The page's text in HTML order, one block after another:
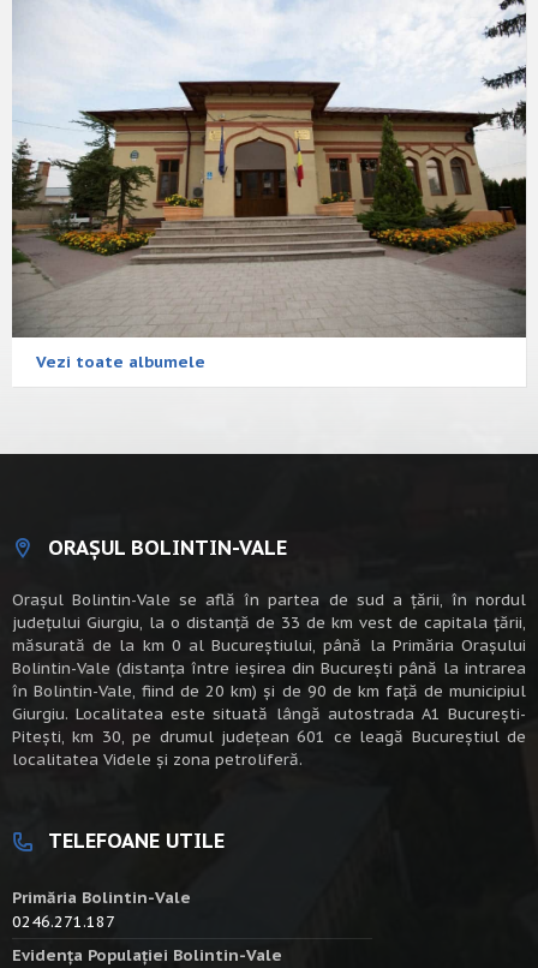
Vezi toate albumele
ORAȘUL BOLINTIN-VALE
Oraşul Bolintin-Vale se află în partea de sud a ţării, în nordul
judeţului Giurgiu, la o distanţă de 33 de km vest de capitala țării,
măsurată de la km 0 al Bucureștiului, până la Primăria Orașului
Bolintin-Vale (distanța între ieșirea din București până la intrarea
în Bolintin-Vale, fiind de 20 km) şi de 90 de km faţă de municipiul
Giurgiu. Localitatea este situată lângă autostrada A1 Bucureşti-
Piteşti, km 30, pe drumul judeţean 601 ce leagă Bucureştiul de
localitatea Videle şi zona petroliferă.
TELEFOANE UTILE
Primăria Bolintin-Vale
0246.271.187
Evidența Populației Bolintin-Vale